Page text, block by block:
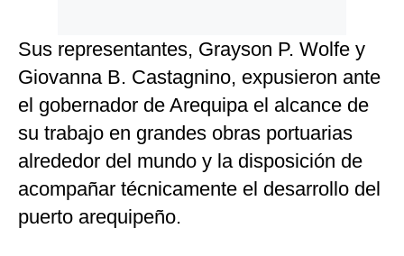
Sus representantes, Grayson P. Wolfe y
Giovanna B. Castagnino, expusieron ante
el gobernador de Arequipa el alcance de
su trabajo en grandes obras portuarias
alrededor del mundo y la disposición de
acompañar técnicamente el desarrollo del
puerto arequipeño.